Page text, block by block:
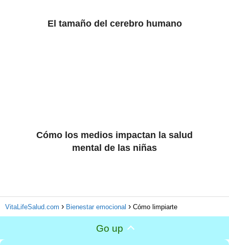
El tamaño del cerebro humano
Cómo los medios impactan la salud
mental de las niñas
VitaLifeSalud.com Bienestar emocional Cómo limpiarte
Go up